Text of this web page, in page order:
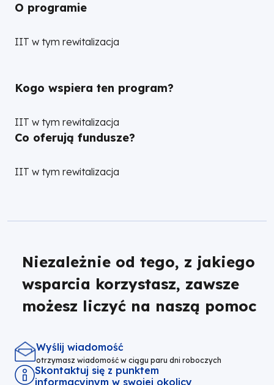
O programie
IIT w tym rewitalizacja
Kogo wspiera ten program?
IIT w tym rewitalizacja
Co oferują fundusze?
IIT w tym rewitalizacja
Niezależnie od tego, z jakiego
wsparcia korzystasz, zawsze
możesz liczyć na naszą pomoc
Wyślij wiadomość
otrzymasz wiadomość w ciągu paru dni roboczych
Skontaktuj się z punktem
informacyjnym w swojej okolicy